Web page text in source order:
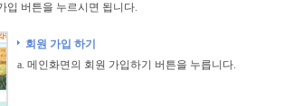
입 버튼을 누르시면 됩니다.
회원 가입 하기
a. 메인화면의 회원 가입하기 버튼을 누릅니다.